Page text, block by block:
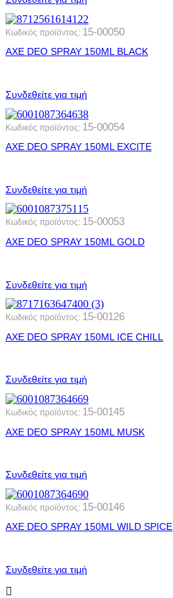
Κωδικός προϊόντος: 15-00050
AXE DEO SPRAY 150ML BLACK
Συνδεθείτε για τιμή
Κωδικός προϊόντος: 15-00054
AXE DEO SPRAY 150ML EXCITE
Συνδεθείτε για τιμή
Κωδικός προϊόντος: 15-00053
AXE DEO SPRAY 150ML GOLD
Συνδεθείτε για τιμή
Κωδικός προϊόντος: 15-00126
AXE DEO SPRAY 150ML ICE CHILL
Συνδεθείτε για τιμή
Κωδικός προϊόντος: 15-00145
AXE DEO SPRAY 150ML MUSK
Συνδεθείτε για τιμή
Κωδικός προϊόντος: 15-00146
AXE DEO SPRAY 150ML WILD SPICE
Συνδεθείτε για τιμή